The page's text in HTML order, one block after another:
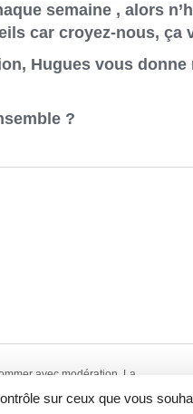
semaine , alors
car croyez-nous, ça
Hugues vous
?
avec modération. La
sur ceux que vous